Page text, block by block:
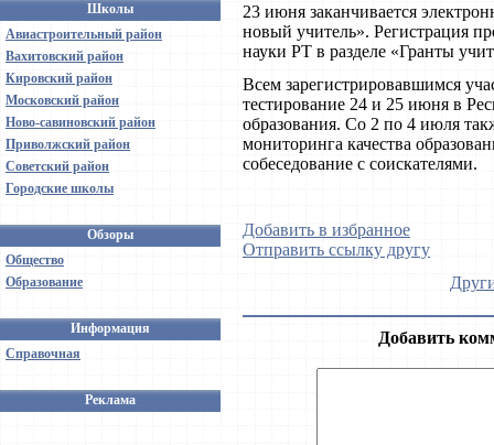
Школы
Авиастроительный район
Вахитовский район
Кировский район
Московский район
Ново-савиновский район
Приволжский район
Советский район
Городские школы
Обзоры
Общество
Образование
Информация
Справочная
Реклама
23 июня заканчивается
новый учитель». Регистрация
науки РТ в разделе «Гранты
Всем зарегистрировавшимся
тестирование 24 и 25 июня в
образования. Со 2 по 4 июля
мониторинга качества
собеседование с соискателями.
Добавить в избранное
Отправить ссылку другу
Добавить